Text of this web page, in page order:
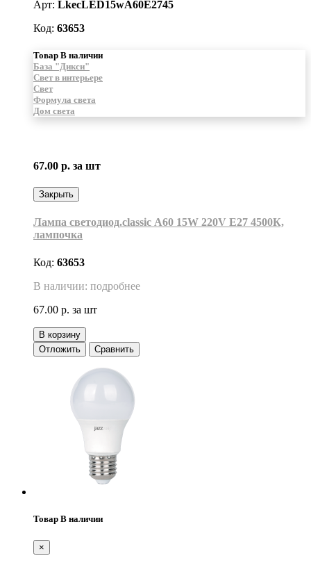
Арт: LkecLED15wA60E2745
Код: 63653
Товар В наличии
База "Дикси"
Свет в интерьере
Свет
Формула света
Дом света
67.00 р. за шт
Закрыть
Лампа светодиод.classic А60 15W 220V E27 4500К,
лампочка
Код: 63653
В наличии: подробнее
67.00 р. за шт
В корзину
Отложить
Сравнить
Товар В наличии
×